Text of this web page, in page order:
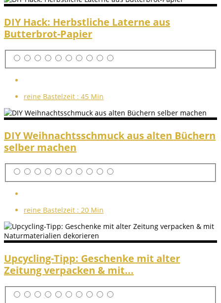
DIY Hack: Herbstliche Laterne aus
Butterbrot-Papier
reine Bastelzeit : 45 Min
DIY Weihnachtsschmuck aus alten Büchern
selber machen
reine Bastelzeit : 20 Min
Upcycling-Tipp: Geschenke mit alter
Zeitung verpacken & mit...